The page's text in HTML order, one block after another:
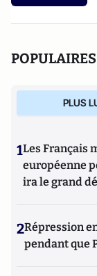
POPULAIRES
PLUS
1Les Français
européenne
ira le grand
2Répression
pendant que